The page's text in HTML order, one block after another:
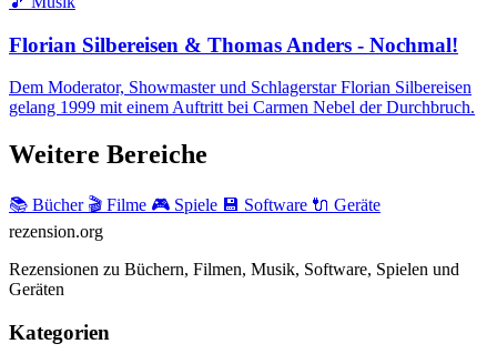
Florian Silbereisen & Thomas Anders - Nochmal!
Dem Moderator, Showmaster und Schlagerstar Florian Silbereisen
gelang 1999 mit einem Auftritt bei Carmen Nebel der Durchbruch.
Weitere Bereiche
📚 Bücher 🎬 Filme 🎮 Spiele 💾 Software 🔌 Geräte
rezension.org
Rezensionen zu Büchern, Filmen, Musik, Software, Spielen und
Geräten
Kategorien